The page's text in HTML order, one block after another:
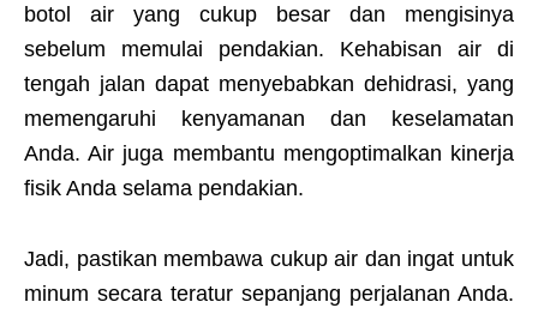
botol air yang cukup besar dan mengisinya
sebelum memulai pendakian. Kehabisan air di
tengah jalan dapat menyebabkan dehidrasi, yang
memengaruhi kenyamanan dan keselamatan
Anda. Air juga membantu mengoptimalkan kinerja
fisik Anda selama pendakian.
Jadi, pastikan membawa cukup air dan ingat untuk
minum secara teratur sepanjang perjalanan Anda.